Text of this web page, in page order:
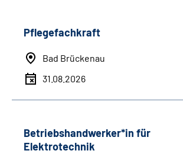
Pflegefachkraft
Bad Brückenau
31.08.2026
Betriebshandwerker*in für
Elektrotechnik